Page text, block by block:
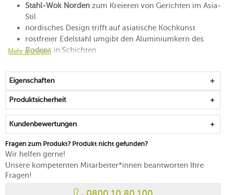
Stahl-Wok Norden zum Kreieren von Gerichten im Asia-
Stil
nordisches Design trifft auf asiatische Kochkunst
rostfreier Edelstahl umgibt den Aluminiumkern des
Bodens in Schichten
selbst bei sehr hohen Temperaturen wirksam ist
konvexe Formsprache mit hohen Rändern
Griff ist isoliert und bleibt während der Nutzung kühl
PFAS-frei
bis zu 270 °C hitzebeständig
eignet sich für alle Herdarten
Handreinigung empfohlen
Mehr anzeigen
Eigenschaften
Produktsicherheit
Kundenbewertungen
Fragen zum Produkt? Produkt nicht gefunden?
Wir helfen gerne!
Unsere kompetenten Mitarbeiter*innen beantworten Ihre
Fragen!